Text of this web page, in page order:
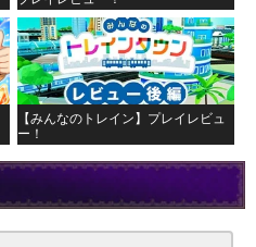
【みんなのトレイン】プレイレビュ
ー！